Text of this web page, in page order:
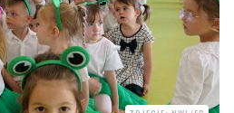
ZDJĘCIE: NWL/FB
Lęborskiej świętowało 80-lecie